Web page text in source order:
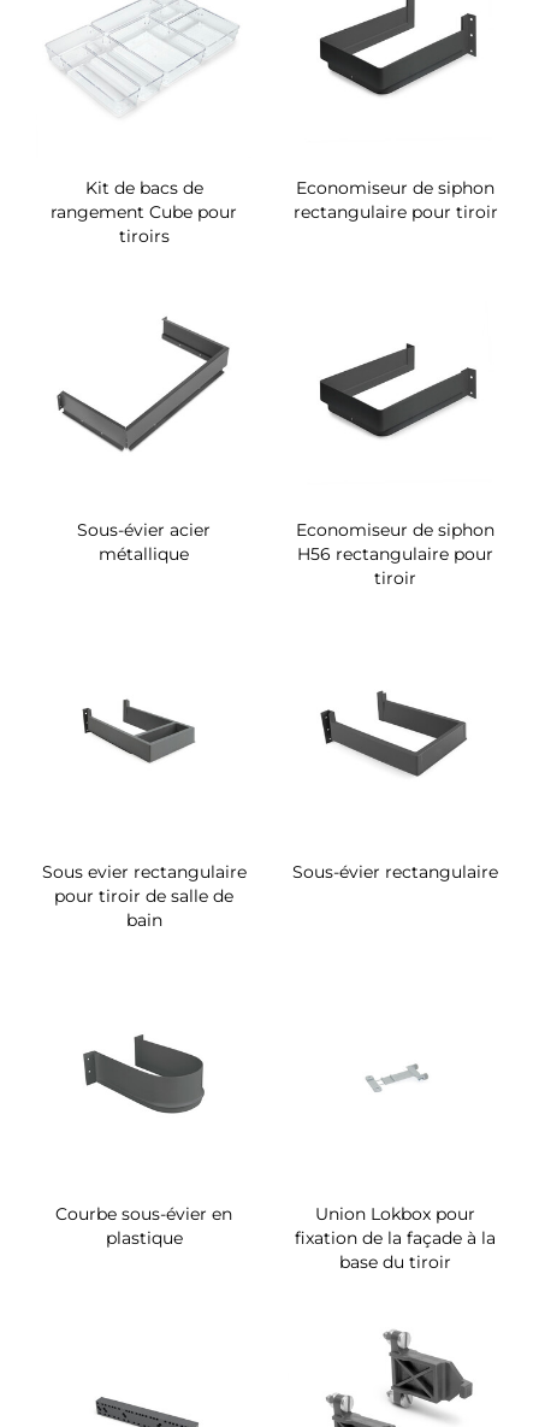
Kit de bacs de
rangement Cube pour
tiroirs
Economiseur de siphon
rectangulaire pour tiroir
Sous-évier acier
métallique
Economiseur de siphon
H56 rectangulaire pour
tiroir
Sous evier rectangulaire
pour tiroir de salle de
bain
Sous-évier rectangulaire
Courbe sous-évier en
plastique
Union Lokbox pour
fixation de la façade à la
base du tiroir